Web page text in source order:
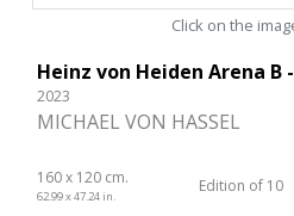
Click on the
Heinz von Heiden Arena B
2023
MICHAEL VON HASSEL
160 x 120 cm.
62.99 x 47.24 in.
Edition of 10